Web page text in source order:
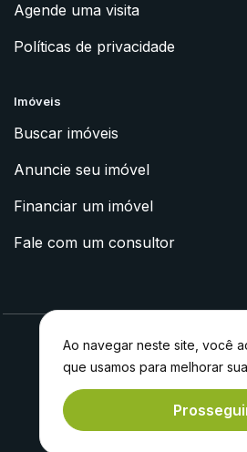
Agende uma visita
Políticas de privacidade
Imóveis
Buscar imóveis
Anuncie seu imóvel
Financiar um imóvel
Fale com um consultor
2023 © Apoyo
por
Ao navegar neste site, você
que usamos para melhorar